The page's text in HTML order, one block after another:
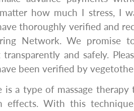
how much I stress, I
thoroughly verified and
Network. We promise
and safely.
been verified by
is a type of massage
effects. With this